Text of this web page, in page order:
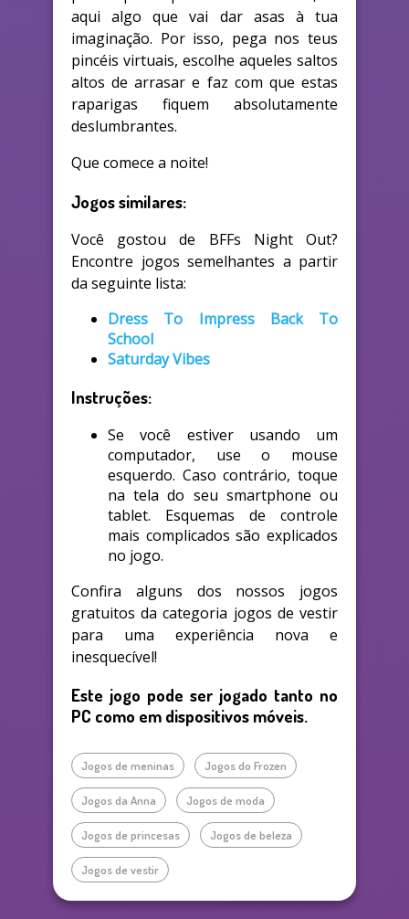
aqui algo que vai dar asas à tua
imaginação. Por isso, pega nos teus
pincéis virtuais, escolhe aqueles saltos
altos de arrasar e faz com que estas
raparigas fiquem absolutamente
deslumbrantes.
Que comece a noite!
Jogos similares:
Você gostou de BFFs Night Out?
Encontre jogos semelhantes a partir
da seguinte lista:
Dress To Impress Back To
School
Saturday Vibes
Instruções:
Se você estiver usando um
computador, use o mouse
esquerdo. Caso contrário, toque
na tela do seu smartphone ou
tablet. Esquemas de controle
mais complicados são explicados
no jogo.
Confira alguns dos nossos jogos
gratuitos da categoria jogos de vestir
para uma experiência nova e
inesquecível!
Este jogo pode ser jogado tanto no
PC como em dispositivos móveis.
Jogos de meninas Jogos do Frozen
Jogos da Anna Jogos de moda
Jogos de princesas Jogos de beleza
Jogos de vestir